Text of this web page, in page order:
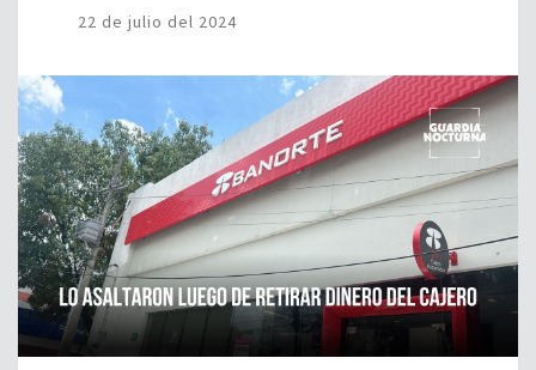
22 de julio del 2024